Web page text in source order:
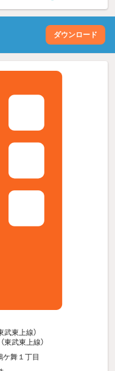
ダウンロード
武東上線）
東武東上線）
舞１丁目